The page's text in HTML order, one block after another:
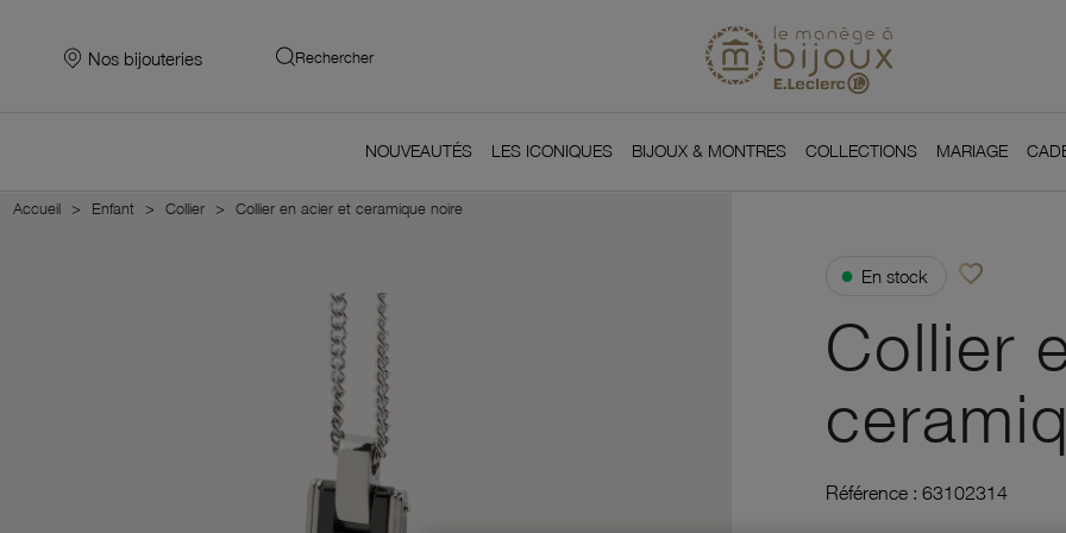
Nos bijouteries Rechercher
NOUVEAUTÉS LES ICONIQUES BIJOUX & MONTRES COLLECTIONS MARIAGE
Accueil Enfant Collier Collier en acier et ceramique noire
● En stock favorite_borderAjouter à vos
Collier
Référence : 63102314